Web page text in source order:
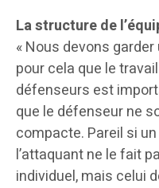
La structure de
« Nous devons
pour cela que le
défenseurs est
que le défenseur ne
compacte. Pareil si
l’attaquant ne le fait
individuel, mais celui